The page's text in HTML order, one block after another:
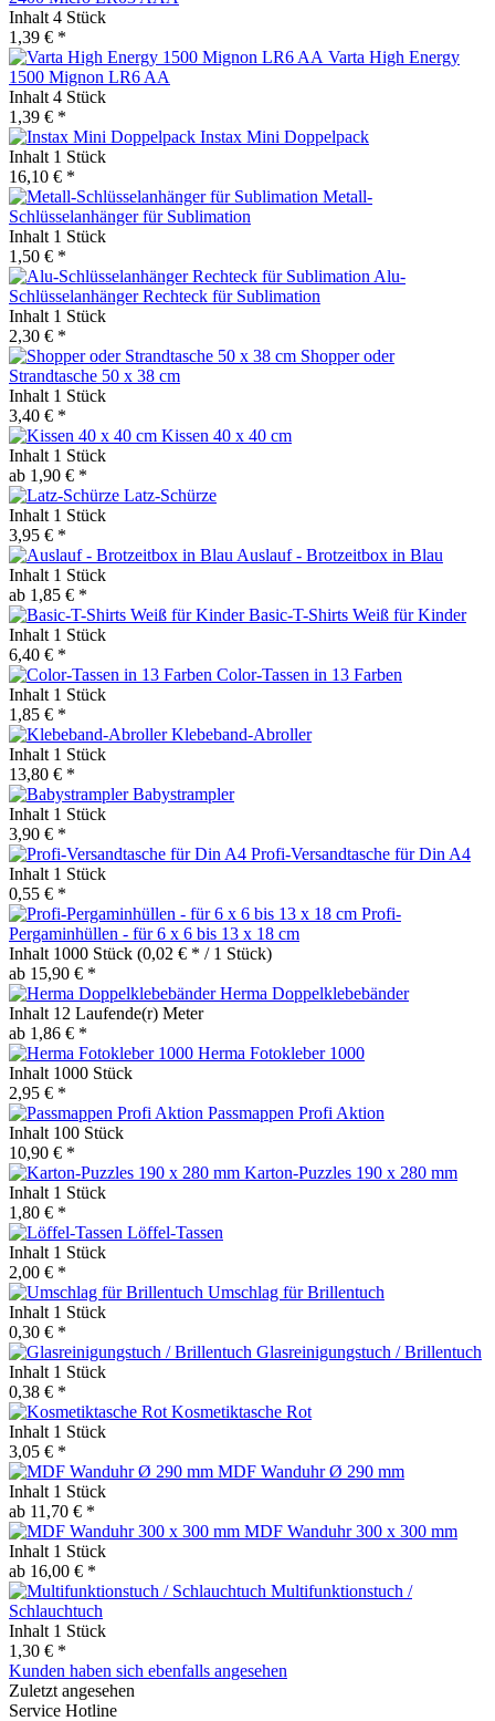
Inhalt 4 Stück
1,39 € *
Varta High Energy
1500 Mignon LR6 AA
Inhalt 4 Stück
1,39 € *
Instax Mini Doppelpack
Inhalt 1 Stück
16,10 € *
Metall-
Schlüsselanhänger für Sublimation
Inhalt 1 Stück
1,50 € *
Alu-
Schlüsselanhänger Rechteck für Sublimation
Inhalt 1 Stück
2,30 € *
Shopper oder
Strandtasche 50 x 38 cm
Inhalt 1 Stück
3,40 € *
Kissen 40 x 40 cm
Inhalt 1 Stück
ab 1,90 € *
Latz-Schürze
Inhalt 1 Stück
3,95 € *
Auslauf - Brotzeitbox in Blau
Inhalt 1 Stück
ab 1,85 € *
Basic-T-Shirts Weiß für Kinder
Inhalt 1 Stück
6,40 € *
Color-Tassen in 13 Farben
Inhalt 1 Stück
1,85 € *
Klebeband-Abroller
Inhalt 1 Stück
13,80 € *
Babystrampler
Inhalt 1 Stück
3,90 € *
Profi-Versandtasche für Din A4
Inhalt 1 Stück
0,55 € *
Profi-
Pergaminhüllen - für 6 x 6 bis 13 x 18 cm
Inhalt 1000 Stück (0,02 € * / 1 Stück)
ab 15,90 € *
Herma Doppelklebebänder
Inhalt 12 Laufende(r) Meter
ab 1,86 € *
Herma Fotokleber 1000
Inhalt 1000 Stück
2,95 € *
Passmappen Profi Aktion
Inhalt 100 Stück
10,90 € *
Karton-Puzzles 190 x 280 mm
Inhalt 1 Stück
1,80 € *
Löffel-Tassen
Inhalt 1 Stück
2,00 € *
Umschlag für Brillentuch
Inhalt 1 Stück
0,30 € *
Glasreinigungstuch / Brillentuch
Inhalt 1 Stück
0,38 € *
Kosmetiktasche Rot
Inhalt 1 Stück
3,05 € *
MDF Wanduhr Ø 290 mm
Inhalt 1 Stück
ab 11,70 € *
MDF Wanduhr 300 x 300 mm
Inhalt 1 Stück
ab 16,00 € *
Multifunktionstuch /
Schlauchtuch
Inhalt 1 Stück
1,30 € *
Kunden haben sich ebenfalls angesehen
Zuletzt angesehen
Service Hotline